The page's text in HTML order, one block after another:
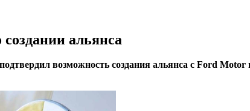
альянса
возможность создания альянса с Ford